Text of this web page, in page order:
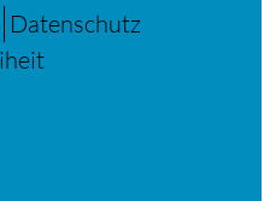
Datenschutz